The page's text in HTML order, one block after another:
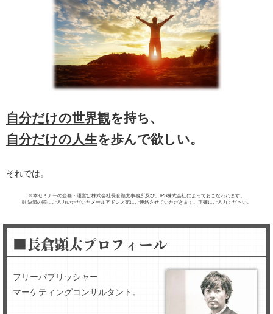
自分だけの世界観を持ち、
自分だけの人生を歩んで欲しい。
それでは。
※本セミナーの企画・運営は株式会社長倉顕太事務所及び、IPS株式会社によっておこなわれます。
※ 決済の際にご入力いただいたメールアドレス宛にご連絡させていただきます。正確にご入力ください。
■長倉顕太プロフィール
フリーパブリッシャー
マーケティングコンサルタント。